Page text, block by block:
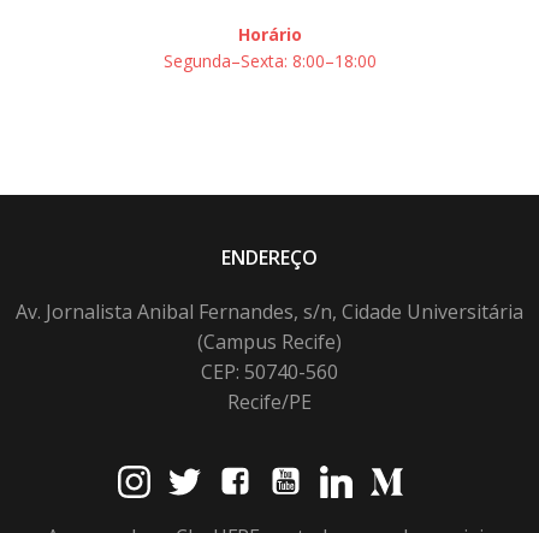
Horário
Segunda–Sexta: 8:00–18:00
ENDEREÇO
Av. Jornalista Anibal Fernandes, s/n, Cidade Universitária
(Campus Recife)
CEP: 50740-560
Recife/PE